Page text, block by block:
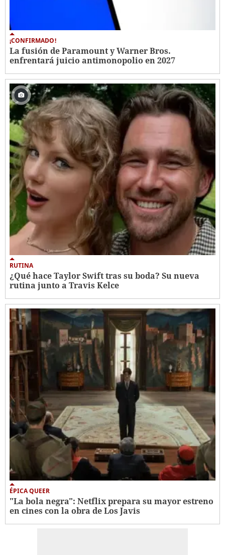
¡CONFIRMADO!
La fusión de Paramount y Warner Bros.
enfrentará juicio antimonopolio en 2027
RUTINA
¿Qué hace Taylor Swift tras su boda? Su nueva
rutina junto a Travis Kelce
ÉPICA QUEER
"La bola negra": Netflix prepara su mayor estreno
en cines con la obra de Los Javis